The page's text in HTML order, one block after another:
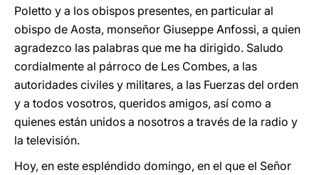
Poletto y a los obispos presentes, en particular al
obispo de Aosta, monseñor Giuseppe Anfossi, a quien
agradezco las palabras que me ha dirigido. Saludo
cordialmente al párroco de Les Combes, a las
autoridades civiles y militares, a las Fuerzas del orden
y a todos vosotros, queridos amigos, así como a
quienes están unidos a nosotros a través de la radio y
la televisión.
Hoy, en este espléndido domingo, en el que el Señor